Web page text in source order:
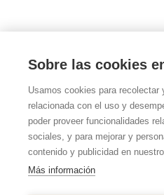
Política de
Aviso
Políticas
Sobre las cookies
Usamos cookies para recolectar
relacionada con el uso y
poder proveer funcionalidades
sociales, y para mejorar y
contenido y publicidad en
Más información